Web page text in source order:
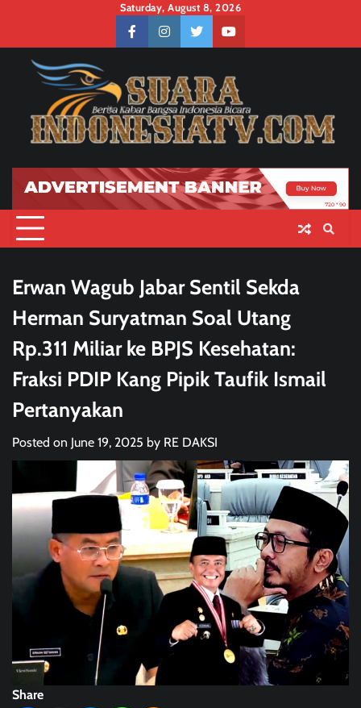
content
Saturday, August 8, 2026
facebookinstagramtwitteryoutube
Erwan Wagub Jabar Sentil Sekda
Herman Suryatman Soal Utang
Rp.311 Miliar ke BPJS Kesehatan:
Fraksi PDIP Kang Pipik Taufik Ismail
Pertanyakan
Posted on June 19, 2025 by RE DAKSI
Share